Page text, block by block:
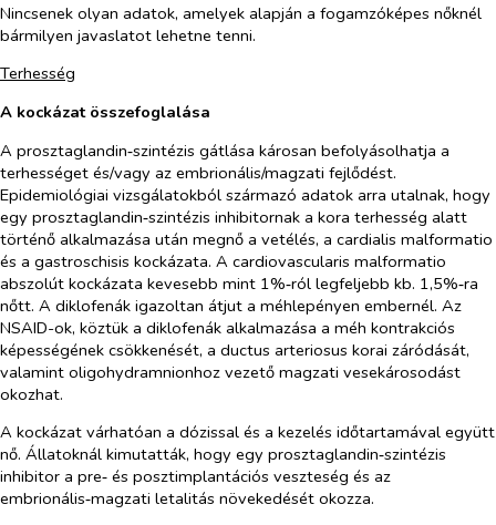
Nincsenek olyan adatok, amelyek alapján a fogamzóképes nőknél
bármilyen javaslatot lehetne tenni.
Terhesség
A kockázat összefoglalása
A prosztaglandin‑szintézis gátlása károsan befolyásolhatja a
terhességet és/vagy az embrionális/magzati fejlődést.
Epidemiológiai vizsgálatokból származó adatok arra utalnak, hogy
egy prosztaglandin‑szintézis inhibitornak a kora terhesség alatt
történő alkalmazása után megnő a vetélés, a cardialis malformatio
és a gastroschisis kockázata. A cardiovascularis malformatio
abszolút kockázata kevesebb mint 1%‑ról legfeljebb kb. 1,5%‑ra
nőtt. A diklofenák igazoltan átjut a méhlepényen embernél. Az
NSAID-ok, köztük a diklofenák alkalmazása a méh kontrakciós
képességének csökkenését, a ductus arteriosus korai záródását,
valamint oligohydramnionhoz vezető magzati vesekárosodást
okozhat.
A kockázat várhatóan a dózissal és a kezelés időtartamával együtt
nő. Állatoknál kimutatták, hogy egy prosztaglandin‑szintézis
inhibitor a pre‑ és posztimplantációs veszteség és az
embrionális‑magzati letalitás növekedését okozza.